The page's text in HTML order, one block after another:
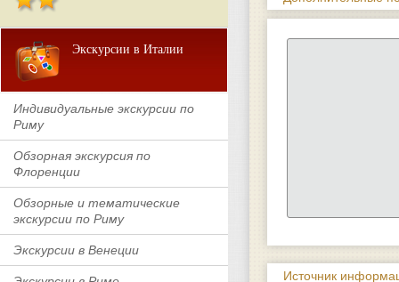
Экскурсии в Италии
Индивидуальные экскурсии по
Риму
Обзорная экскурсия по
Флоренции
Обзорные и тематические
экскурсии по Риму
Экскурсии в Венеции
Источник